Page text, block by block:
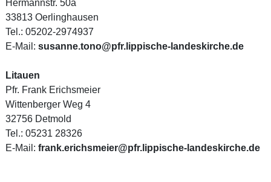
Hermannstr. 50a
33813 Oerlinghausen
Tel.: 05202-2974937
E-Mail: susanne.tono@pfr.lippische-landeskirche.de
Litauen
Pfr. Frank Erichsmeier
Wittenberger Weg 4
32756 Detmold
Tel.: 05231 28326
E-Mail: frank.erichsmeier@pfr.lippische-landeskirche.de